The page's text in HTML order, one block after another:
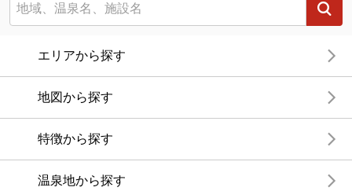
エリアから探す
地図から探す
特徴から探す
温泉地から探す